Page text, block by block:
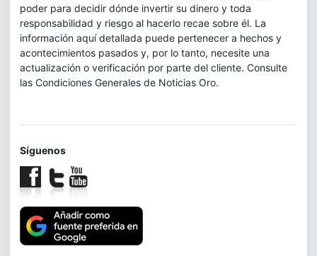
poder para decidir dónde invertir su dinero y toda
responsabilidad y riesgo al hacerlo recae sobre él. La
información aquí detallada puede pertenecer a hechos y
acontecimientos pasados y, por lo tanto, necesite una
actualización o verificación por parte del cliente. Consulte
las Condiciones Generales de Noticias Oro.
Síguenos